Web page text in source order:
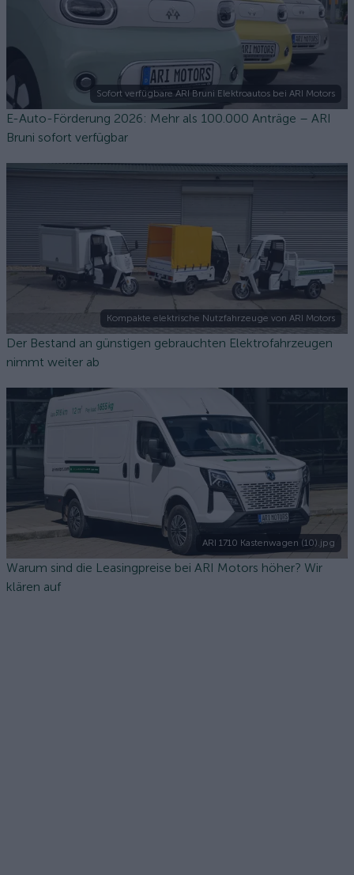
Sofort verfügbare ARI Bruni Elektroautos bei ARI Motors
E-Auto-Förderung 2026: Mehr als 100.000 Anträge – ARI
Bruni sofort verfügbar
Kompakte elektrische Nutzfahrzeuge von ARI Motors
Der Bestand an günstigen gebrauchten Elektrofahrzeugen
nimmt weiter ab
ARI 1710 Kastenwagen (10).jpg
Warum sind die Leasingpreise bei ARI Motors höher? Wir
klären auf